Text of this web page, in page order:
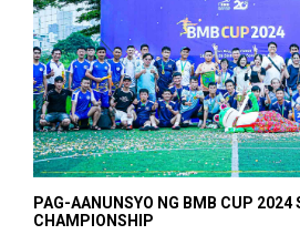
PAG-AANUNSYO NG BMB CUP 2024
CHAMPIONSHIP